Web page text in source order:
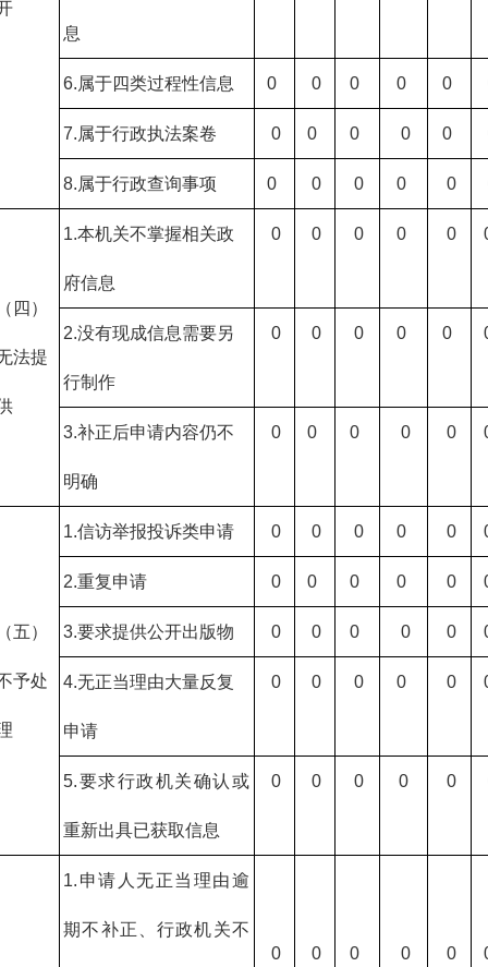
息
6.属于四类过程性信息 0 0 0 0 0
7.属于行政执法案卷 0 0 0 0 0
8.属于行政查询事项 0 0 0 0 0
四）
法提
1.本机关不掌握相关政
府信息
0 0 0 0 0
2.没有现成信息需要另
行制作
0 0 0 0 0
3.补正后申请内容仍不
明确
0 0 0 0 0
五）
予处
1.信访举报投诉类申请 0 0 0 0 0
2.重复申请 0 0 0 0 0
3.要求提供公开出版物 0 0 0 0 0
4.无正当理由大量反复
申请
0 0 0 0 0
5.要求行政机关确认或
重新出具已获取信息
0 0 0 0 0
1.申请人无正当理由逾
期不补正、行政机关不
0
0 0 0 0